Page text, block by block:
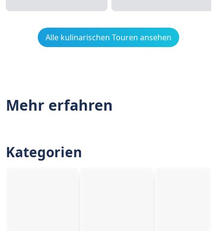
Alle kulinarischen Touren ansehen
Mehr erfahren
Kategorien